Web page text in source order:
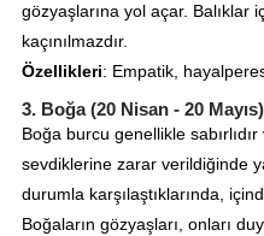
gözyaşlarına yol açar. Balıklar
kaçınılmazdır.
Özellikleri: Empatik,
3. Boğa (20 Nisan - 20 Mayıs)
Boğa burcu genellikle sabırlıdır
sevdiklerine zarar verildiğinde
durumla karşılaştıklarında,
Boğaların gözyaşları, onları